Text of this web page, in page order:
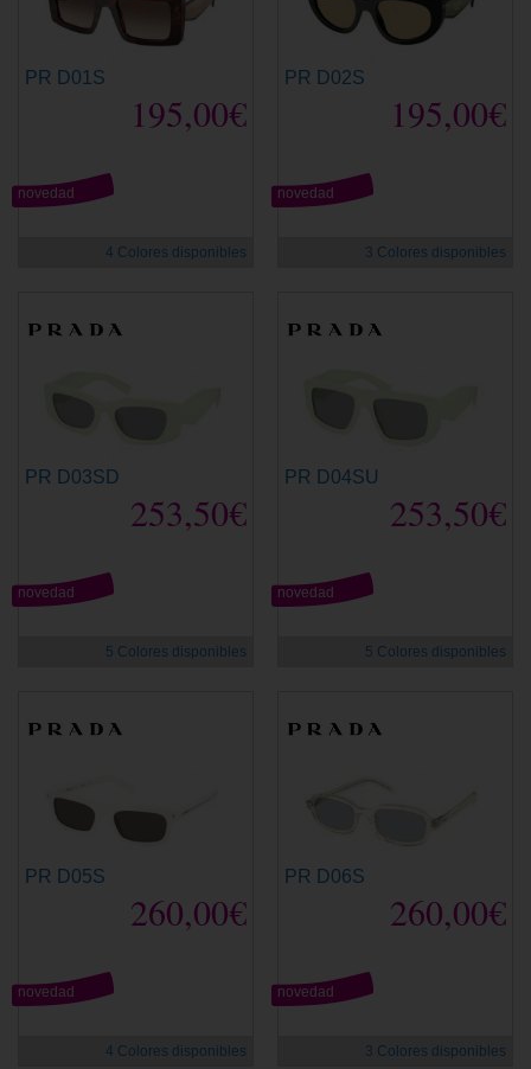
PR D01S
195,00€
novedad
4 Colores disponibles
PR D02S
195,00€
novedad
3 Colores disponibles
PR D03SD
253,50€
novedad
5 Colores disponibles
PR D04SU
253,50€
novedad
5 Colores disponibles
PR D05S
260,00€
novedad
4 Colores disponibles
PR D06S
260,00€
novedad
3 Colores disponibles